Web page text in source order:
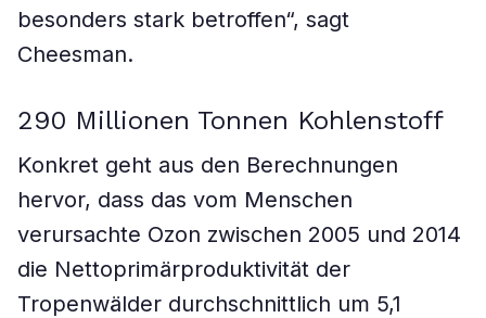
besonders stark betroffen“, sagt
Cheesman.
290 Millionen Tonnen Kohlenstoff
Konkret geht aus den Berechnungen
hervor, dass das vom Menschen
verursachte Ozon zwischen 2005 und 2014
die Nettoprimärproduktivität der
Tropenwälder durchschnittlich um 5,1